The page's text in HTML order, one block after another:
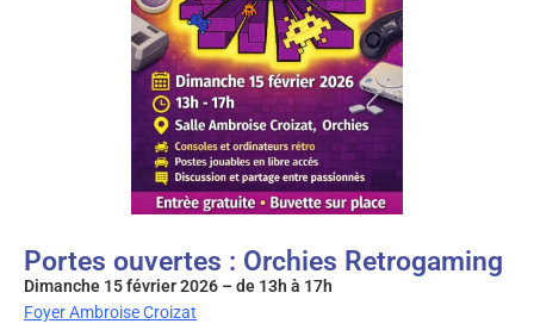
Portes ouvertes : Orchies Retrogaming
Dimanche 15 février 2026 – de 13h à 17h
Foyer Ambroise Croizat